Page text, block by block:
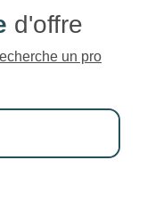
d'offre
un pro